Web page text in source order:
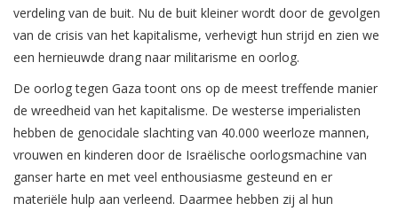
verdeling van de buit. Nu de buit kleiner wordt door de gevolgen
van de crisis van het kapitalisme, verhevigt hun strijd en zien we
een hernieuwde drang naar militarisme en oorlog.
De oorlog tegen Gaza toont ons op de meest treffende manier
de wreedheid van het kapitalisme. De westerse imperialisten
hebben de genocidale slachting van 40.000 weerloze mannen,
vrouwen en kinderen door de Israëlische oorlogsmachine van
ganser harte en met veel enthousiasme gesteund en er
materiële hulp aan verleend. Daarmee hebben zij al hun